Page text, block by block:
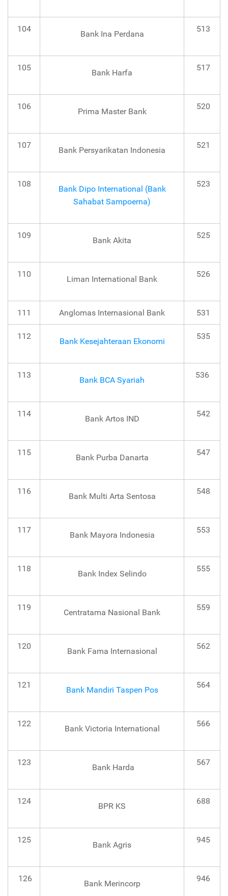
104
Bank Ina Perdana
513
105
Bank Harfa
517
106
Prima Master Bank
520
107
Bank Persyarikatan Indonesia
521
108
Bank Dipo International (Bank
Sahabat Sampoerna)
523
109
Bank Akita
525
110
Liman International Bank
526
111 Anglomas Internasional Bank 531
112
Bank Kesejahteraan Ekonomi
535
113
Bank BCA Syariah
536
114
Bank Artos IND
542
115
Bank Purba Danarta
547
116
Bank Multi Arta Sentosa
548
117
Bank Mayora Indonesia
553
118
Bank Index Selindo
555
119
Centratama Nasional Bank
559
120
Bank Fama Internasional
562
121
Bank Mandiri Taspen Pos
564
122
Bank Victoria International
566
123
Bank Harda
567
124
BPR KS
688
125
Bank Agris
945
126
Bank Merincorp
946